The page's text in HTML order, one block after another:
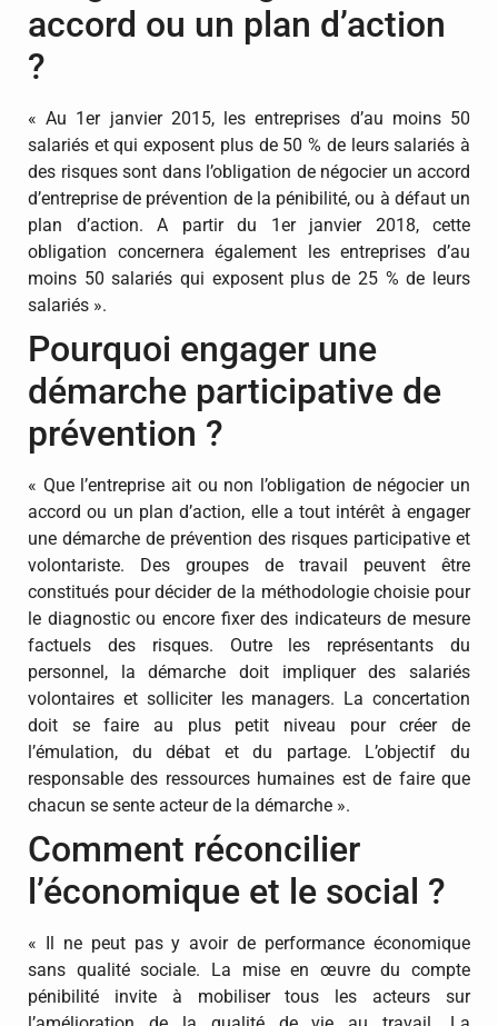
accord ou un plan d’action
?
« Au 1er janvier 2015, les entreprises d’au moins 50
salariés et qui exposent plus de 50 % de leurs salariés à
des risques sont dans l’obligation de négocier un accord
d’entreprise de prévention de la pénibilité, ou à défaut un
plan d’action. A partir du 1er janvier 2018, cette
obligation concernera également les entreprises d’au
moins 50 salariés qui exposent plus de 25 % de leurs
salariés ».
Pourquoi engager une
démarche participative de
prévention ?
« Que l’entreprise ait ou non l’obligation de négocier un
accord ou un plan d’action, elle a tout intérêt à engager
une démarche de prévention des risques participative et
volontariste. Des groupes de travail peuvent être
constitués pour décider de la méthodologie choisie pour
le diagnostic ou encore fixer des indicateurs de mesure
factuels des risques. Outre les représentants du
personnel, la démarche doit impliquer des salariés
volontaires et solliciter les managers. La concertation
doit se faire au plus petit niveau pour créer de
l’émulation, du débat et du partage. L’objectif du
responsable des ressources humaines est de faire que
chacun se sente acteur de la démarche ».
Comment réconcilier
l’économique et le social ?
« Il ne peut pas y avoir de performance économique
sans qualité sociale. La mise en œuvre du compte
pénibilité invite à mobiliser tous les acteurs sur